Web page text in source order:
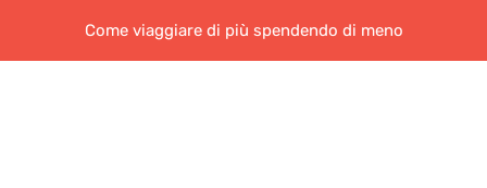
Come viaggiare di più spendendo di meno